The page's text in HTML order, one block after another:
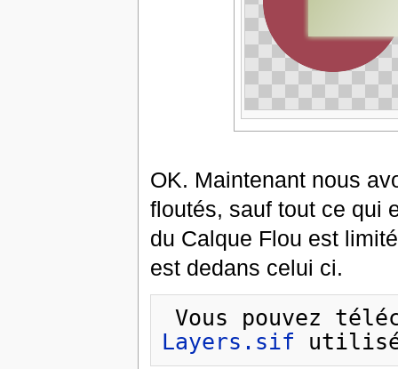
OK. Maintenant nous
floutés, sauf tout ce qui
du Calque Flou est
est dedans celui ci.
Vous pouvez
Layers.sif